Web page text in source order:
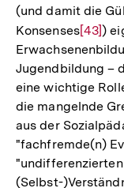
(und damit die
KonsensesZur
der
[43])
Jugendbildung –
eine wichtige
die mangelnde
aus der
"fachfremde(n)
(Selbst-